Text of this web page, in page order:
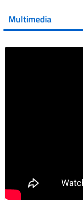
Vai al post →
Multimedia